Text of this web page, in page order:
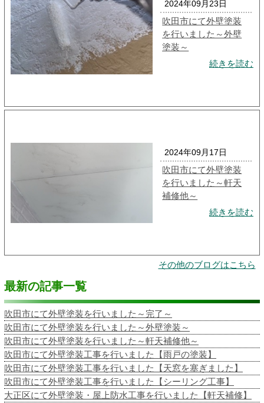
2024年09月23日
吹田市にて外壁塗装
を行いました～外壁
塗装～
続きを読む
2024年09月17日
吹田市にて外壁塗装
を行いました～軒天
補修他～
続きを読む
その他のブログはこちら
最新の記事一覧
吹田市にて外壁塗装を行いました～完了～
吹田市にて外壁塗装を行いました～外壁塗装～
吹田市にて外壁塗装を行いました～軒天補修他～
吹田市にて外壁塗装工事を行いました【雨戸の塗装】
吹田市にて外壁塗装工事を行いました【天窓を塞ぎました】
吹田市にて外壁塗装工事を行いました【シーリング工事】
大正区にて外壁塗装・屋上防水工事を行いました【軒天補修】